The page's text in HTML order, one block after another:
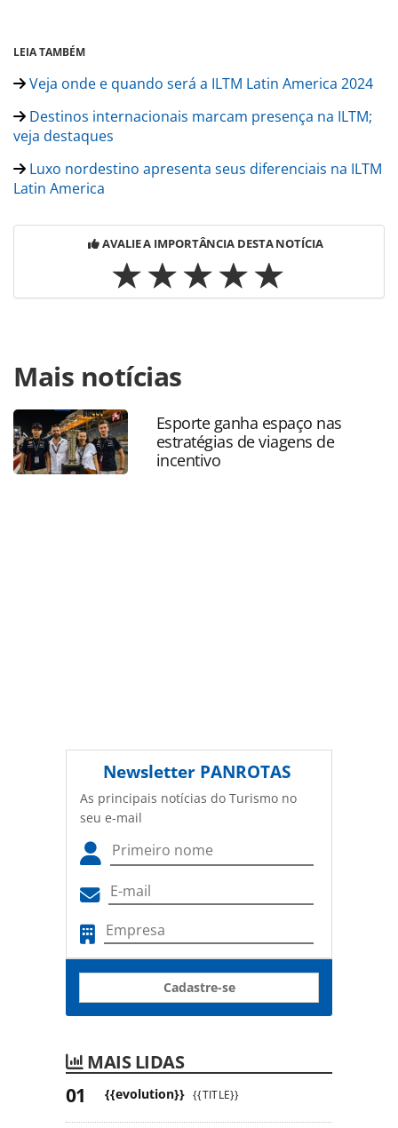
LEIA TAMBÉM
Veja onde e quando será a ILTM Latin America 2024
Destinos internacionais marcam presença na ILTM;
veja destaques
Luxo nordestino apresenta seus diferenciais na ILTM
Latin America
AVALIE A IMPORTÂNCIA DESTA NOTÍCIA
https://www.panrotas.com.br/hotelaria/mercado/2023/
boutique-trazem-seus-atrativos-para-a-iltm-
confira_196689.html ou as ferramentas oferecidas na
página. Todo o conteúdo produzido pela PANROTAS
Editora é protegido pela legislação brasileira sobre direito
autoral. Não reproduza o conteúdo sem autorização da
Mais notícias
Esporte ganha espaço nas
estratégias de viagens de
incentivo
Newsletter PANROTAS
As principais notícias do Turismo no
seu e-mail
Cadastre-se
MAIS LIDAS
{{evolution}} {{TITLE}}